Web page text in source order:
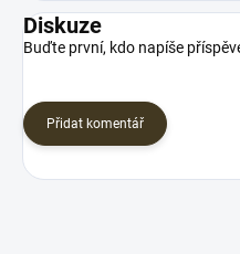
Diskuze
Buďte první, kdo napíše
Přidat komentář